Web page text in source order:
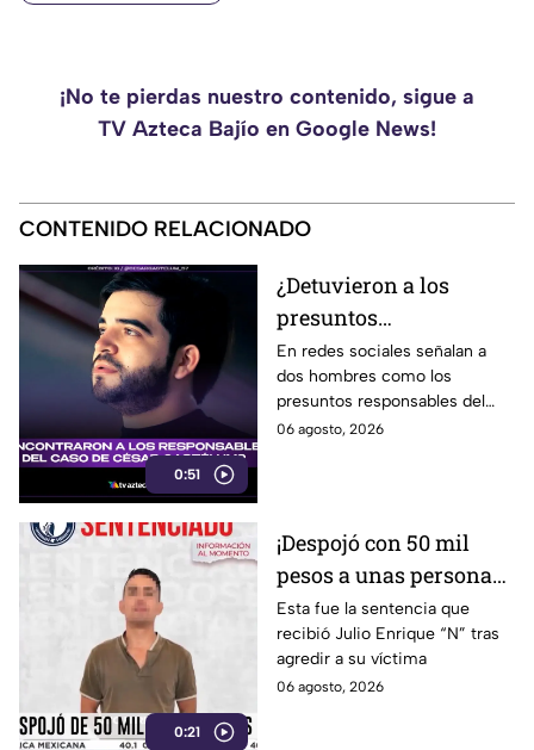
¡No te pierdas nuestro contenido, sigue a
TV Azteca Bajío en Google News!
CONTENIDO RELACIONADO
0:51
¿Detuvieron a los
presuntos
responsables del caso
de César Gastélum?
Esto sabemos
En redes sociales señalan a
dos hombres como los
presuntos responsables del
hecho.
06 agosto, 2026
0:21
¡Despojó con 50 mil
pesos a unas personas
en Irapuato! Así fue
detenido el presunto
responsable
Esta fue la sentencia que
recibió Julio Enrique “N” tras
agredir a su víctima
06 agosto, 2026